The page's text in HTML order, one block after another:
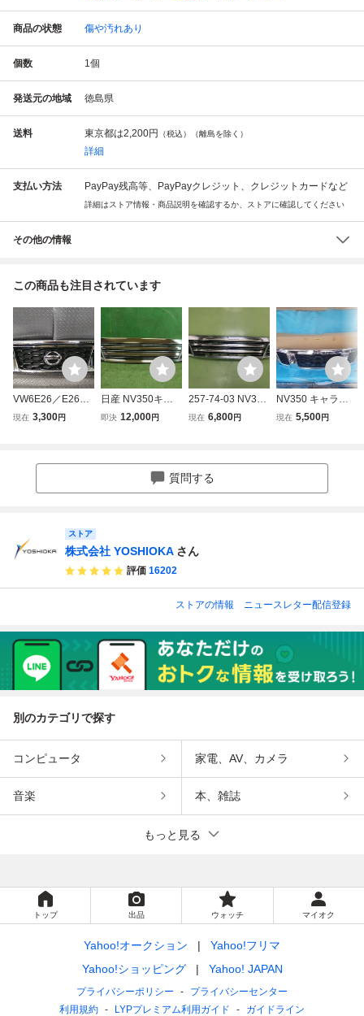
商品の状態 傷や汚れあり
個数 1個
発送元の地域 徳島県
送料 東京都は2,200円 （税込）（離島を除く）
詳細
支払い方法 PayPay残高等、PayPayクレジット、クレジットカードなど
詳細はストア情報・商品説明を確認するか、ストアに確認してください
その他の情報
この商品も注目されています
VW6E26／E26
NV350キャラバ
現在 3,300円
日産 NV350キャ
ラバン VW6E26
即決 12,000円
257-74-03 NV350
キャラバン LDF-V
3E 62310-1A24E
62310-1A20E 623
現在 6,800円
NV350 キャラバ
ン ワイドボディ E
現在 5,500円
質問する
ストア
株式会社 YOSHIOKA さん
評価 16202
ストアの情報 ニュースレター配信登録
別のカテゴリで探す
コンピュータ 家電、AV、カメラ
音楽 本、雑誌
もっと見る
トップ 出品 ウォッチ マイオク
Yahoo!オークション
Yahoo!フリマ
Yahoo!ショッピング
Yahoo! JAPAN
プライバシーポリシー
プライバシーセンター
利用規約
LYPプレミアム利用ガイド ガイドライン